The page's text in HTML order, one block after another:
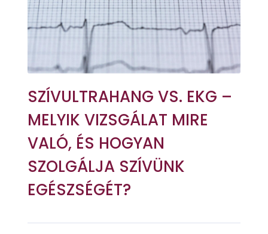
SZÍVULTRAHANG VS. EKG –
MELYIK VIZSGÁLAT MIRE
VALÓ, ÉS HOGYAN
SZOLGÁLJA SZÍVÜNK
EGÉSZSÉGÉT?